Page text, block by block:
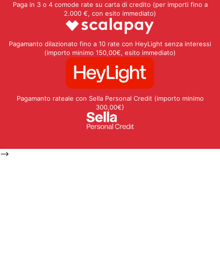
Paga in 3 o 4 comode rate su carta di credito (per importi fino a
2.000 €, con esito immediato)
Pagamanto dilazionato fino a 10 rate con HeyLight senza interessi
(importo minimo 150,00€, esito immediato)
Pagamanto rateale con Sella Personal Credit (importo minimo
300,00€)
-->